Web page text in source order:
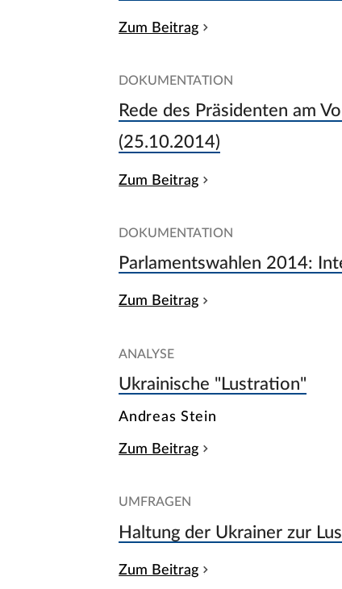
Zum Beitrag
DOKUMENTATION
Rede des Präsidenten am
(25.10.2014)
Zum Beitrag
DOKUMENTATION
Parlamentswahlen 2014:
Zum Beitrag
ANALYSE
Ukrainische "Lustration"
Andreas Stein
Zum Beitrag
UMFRAGEN
Haltung der Ukrainer zur
Zum Beitrag